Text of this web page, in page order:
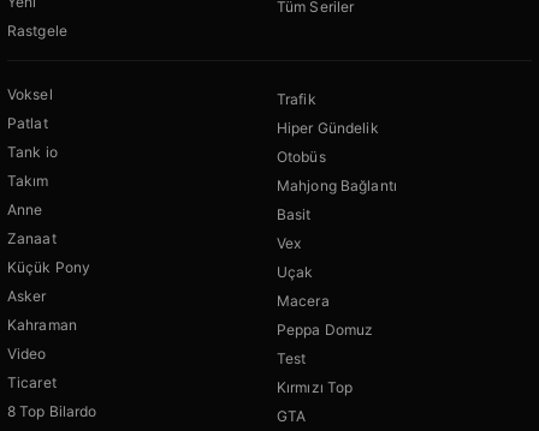
Rastgele
Tüm Seriler
Voksel
Patlat
Tank io
Takım
Anne
Zanaat
Küçük Pony
Asker
Kahraman
Video
Ticaret
8 Top Bilardo
Trafik
Hiper Gündelik
Otobüs
Mahjong Bağlantı
Basit
Vex
Uçak
Macera
Peppa Domuz
Test
Kırmızı Top
GTA